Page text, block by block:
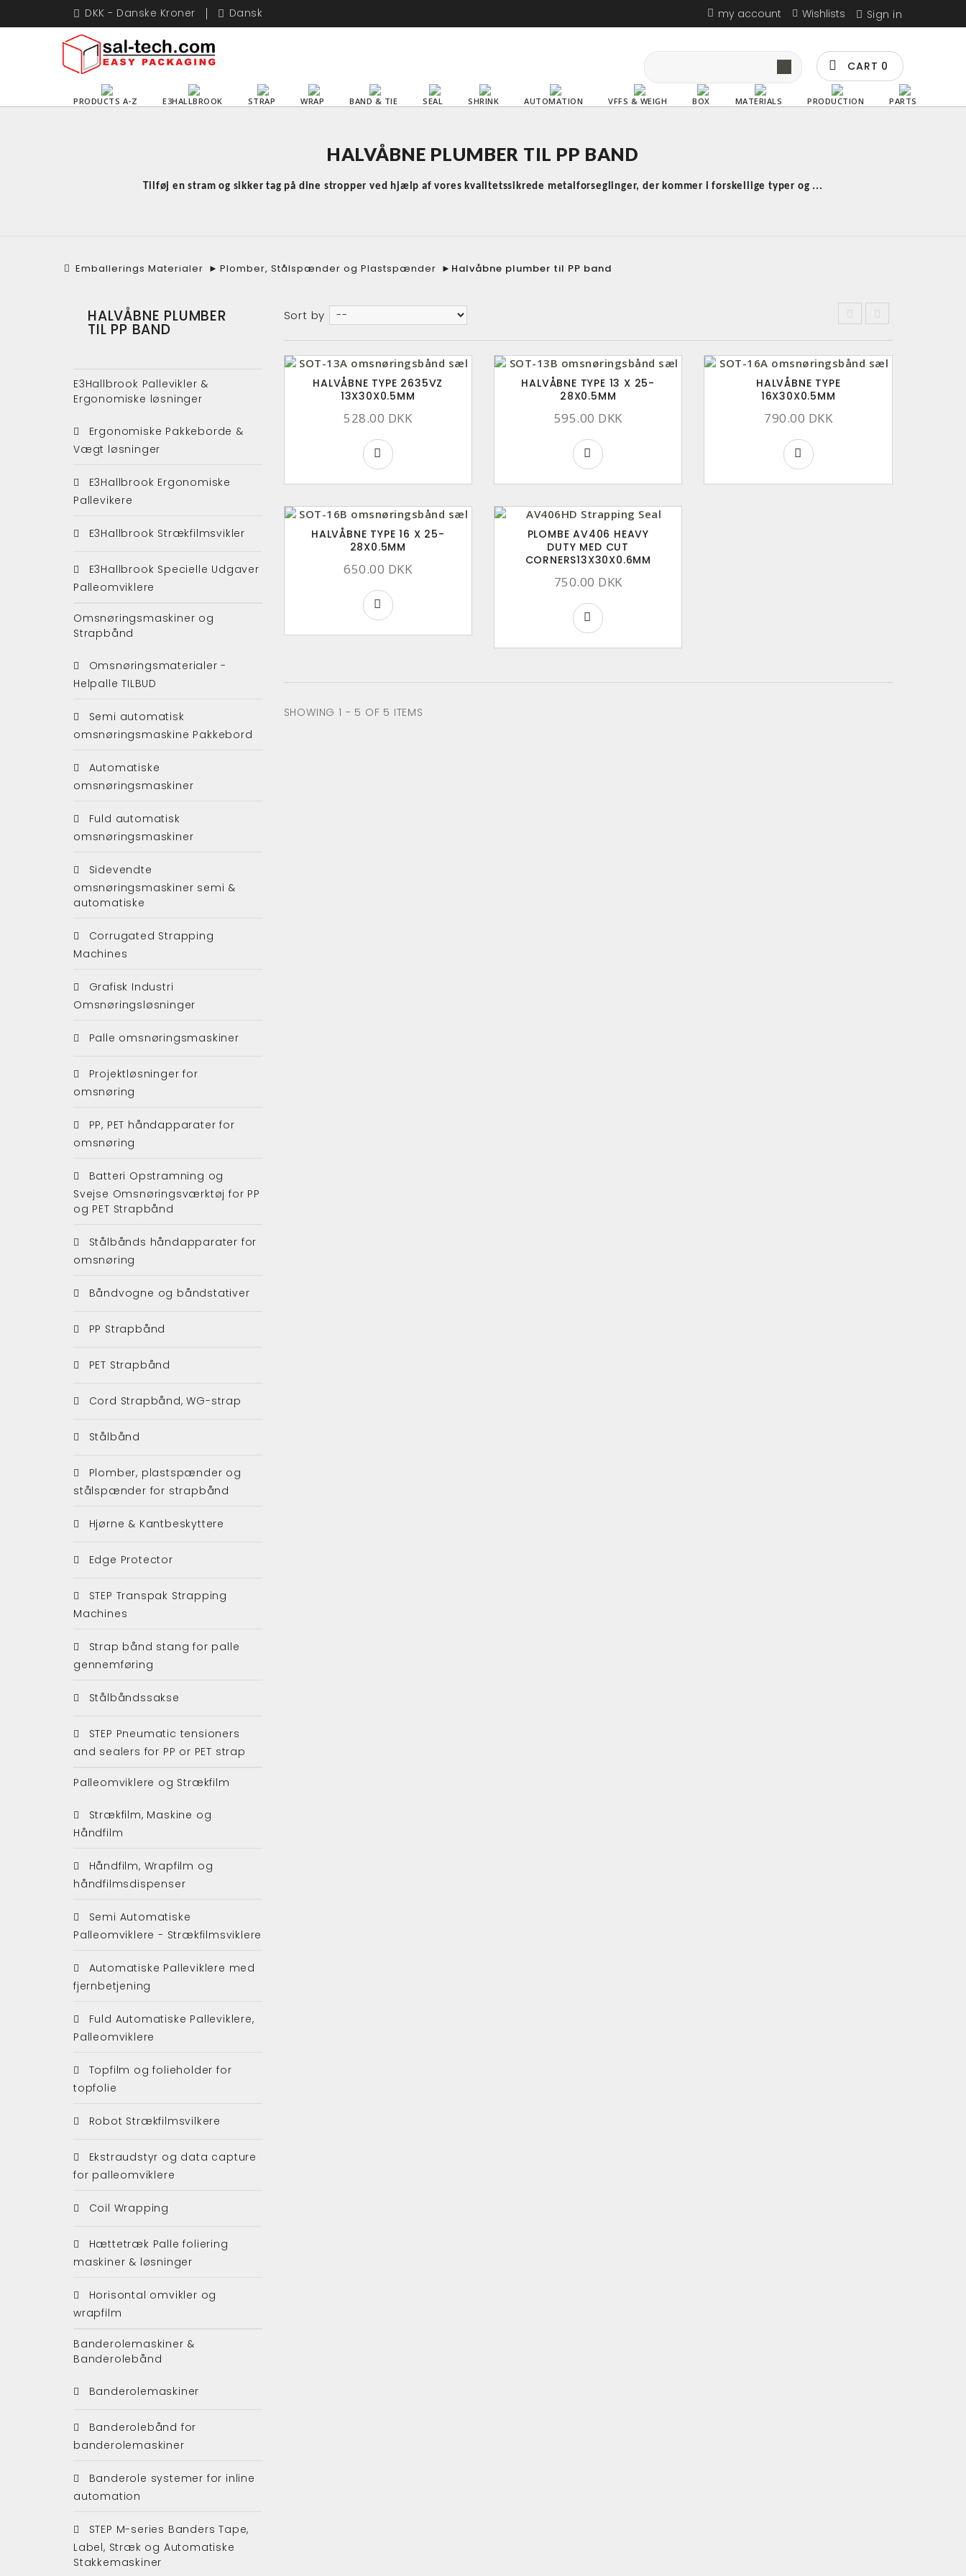
Sign in
my account Wishlists
DKK - Danske Kroner Dansk
CART 0
PRODUCTS A-Z E3HALLBROOK STRAP WRAP BAND & TIE SEAL SHRINK AUTOMATION VFFS & WEIGH BOX MATERIALS PRODUCTION PARTS
HALVÅBNE PLUMBER TIL PP BAND
Tilføj en stram og sikker tag på dine stropper ved hjælp af vores kvalitetssikrede metalforseglinger, der kommer i forskellige typer og ...
Emballerings Materialer ► Plomber, Stålspænder og Plastspænder ► Halvåbne plumber til PP band
HALVÅBNE PLUMBER
TIL PP BAND
E3Hallbrook Pallevikler &
Ergonomiske løsninger
Ergonomiske Pakkeborde &
Vægt løsninger
E3Hallbrook Ergonomiske
Pallevikere
E3Hallbrook Strækfilmsvikler
E3Hallbrook Specielle Udgaver
Palleomviklere
Omsnøringsmaskiner og
Strapbånd
Omsnøringsmaterialer -
Helpalle TILBUD
Semi automatisk
omsnøringsmaskine Pakkebord
Automatiske
omsnøringsmaskiner
Fuld automatisk
omsnøringsmaskiner
Sidevendte
omsnøringsmaskiner semi &
automatiske
Corrugated Strapping
Machines
Grafisk Industri
Omsnøringsløsninger
Palle omsnøringsmaskiner
Projektløsninger for
omsnøring
PP, PET håndapparater for
omsnøring
Batteri Opstramning og
Svejse Omsnøringsværktøj for PP
og PET Strapbånd
Stålbånds håndapparater for
omsnøring
Båndvogne og båndstativer
PP Strapbånd
PET Strapbånd
Cord Strapbånd, WG-strap
Stålbånd
Plomber, plastspænder og
stålspænder for strapbånd
Hjørne & Kantbeskyttere
Edge Protector
STEP Transpak Strapping
Machines
Strap bånd stang for palle
gennemføring
Stålbåndssakse
STEP Pneumatic tensioners
and sealers for PP or PET strap
Palleomviklere og Strækfilm
Strækfilm, Maskine og
Håndfilm
Håndfilm, Wrapfilm og
håndfilmsdispenser
Semi Automatiske
Palleomviklere - Strækfilmsviklere
Automatiske Palleviklere med
fjernbetjening
Fuld Automatiske Palleviklere,
Palleomviklere
Topfilm og folieholder for
topfolie
Robot Strækfilmsvilkere
Ekstraudstyr og data capture
for palleomviklere
Coil Wrapping
Hættetræk Palle foliering
maskiner & løsninger
Horisontal omvikler og
wrapfilm
Banderolemaskiner &
Banderolebånd
Banderolemaskiner
Banderolebånd for
banderolemaskiner
Banderole systemer for inline
automation
STEP M-series Banders Tape,
Label, Stræk og Automatiske
Stakkemaskiner
Sort by
HALVÅBNE TYPE 2635VZ
13X30X0.5MM
528.00 DKK
HALVÅBNE TYPE 13 X 25-
28X0.5MM
595.00 DKK
HALVÅBNE TYPE
16X30X0.5MM
790.00 DKK
HALVÅBNE TYPE 16 X 25-
28X0.5MM
650.00 DKK
PLOMBE AV406 HEAVY
DUTY MED CUT
CORNERS13X30X0.6MM
750.00 DKK
SHOWING 1 - 5 OF 5 ITEMS